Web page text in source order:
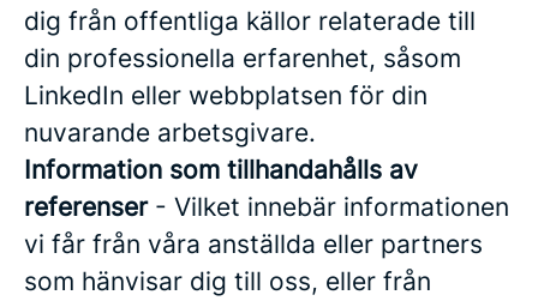
dig från offentliga källor relaterade till
din professionella erfarenhet, såsom
LinkedIn eller webbplatsen för din
nuvarande arbetsgivare.
Information som tillhandahålls av
referenser- Vilket innebär informationen
vi får från våra anställda eller partners
som hänvisar dig till oss, eller från